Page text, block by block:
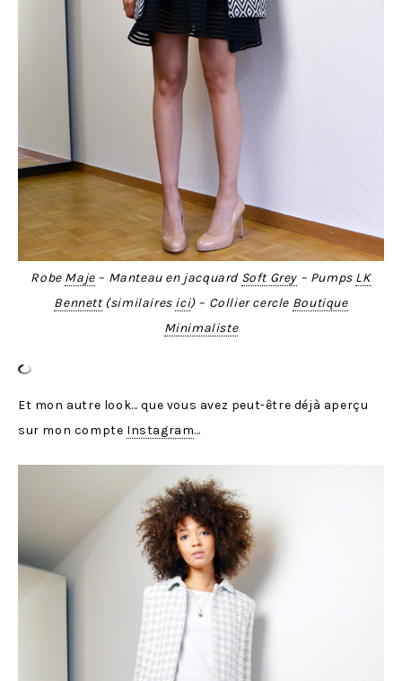
Robe Maje– Manteau en jacquard Soft Grey – Pumps LK
Bennett(similaires ici) – Collier cercle Boutique
Minimaliste
Et mon autre look… que vous avez peut-être déjà aperçu
sur mon compte Instagram…